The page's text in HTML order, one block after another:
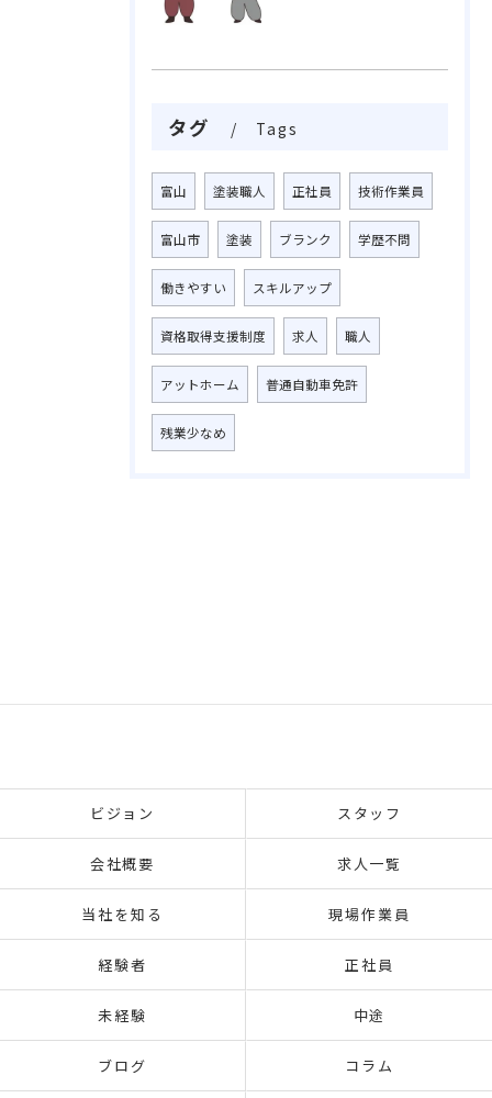
タグ Tags
富山 塗装職人 正社員 技術作業員
富山市 塗装 ブランク 学歴不問
働きやすい スキルアップ
資格取得支援制度 求人 職人
アットホーム 普通自動車免許
残業少なめ
ビジョン スタッフ
会社概要 求人一覧
当社を知る 現場作業員
経験者 正社員
未経験 中途
ブログ コラム